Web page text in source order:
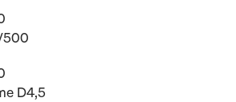
500
D4,5